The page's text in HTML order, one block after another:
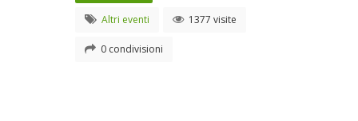
Altri eventi 1377 visite
0 condivisioni